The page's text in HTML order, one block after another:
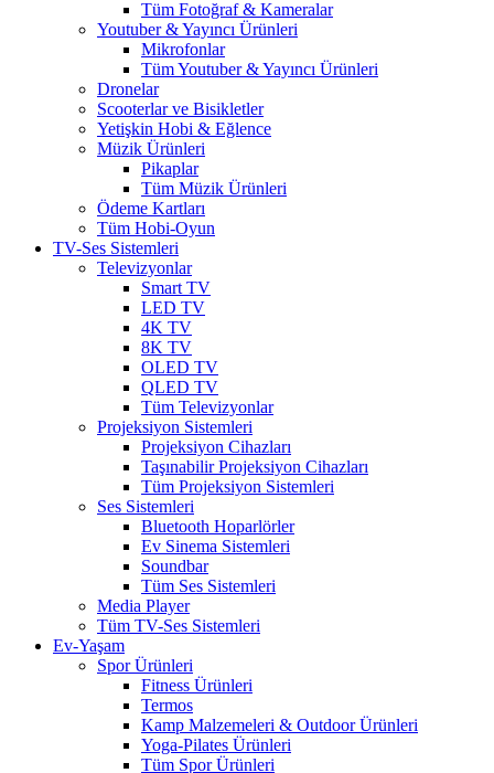
Tüm Fotoğraf & Kameralar
Youtuber & Yayıncı Ürünleri
Mikrofonlar
Tüm Youtuber & Yayıncı Ürünleri
Dronelar
Scooterlar ve Bisikletler
Yetişkin Hobi & Eğlence
Müzik Ürünleri
Pikaplar
Tüm Müzik Ürünleri
Ödeme Kartları
Tüm Hobi-Oyun
TV-Ses Sistemleri
Televizyonlar
Smart TV
LED TV
4K TV
8K TV
OLED TV
QLED TV
Tüm Televizyonlar
Projeksiyon Sistemleri
Projeksiyon Cihazları
Taşınabilir Projeksiyon Cihazları
Tüm Projeksiyon Sistemleri
Ses Sistemleri
Bluetooth Hoparlörler
Ev Sinema Sistemleri
Soundbar
Tüm Ses Sistemleri
Media Player
Tüm TV-Ses Sistemleri
Ev-Yaşam
Spor Ürünleri
Fitness Ürünleri
Termos
Kamp Malzemeleri & Outdoor Ürünleri
Yoga-Pilates Ürünleri
Tüm Spor Ürünleri